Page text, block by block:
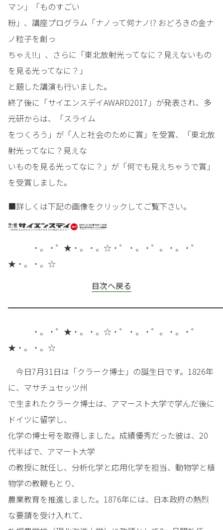
マン」「ものすごい
粉」、講座プログラム「ナノって何ナノ!? おどろきの金ナ
ノ粒子を創っ
ちゃえ!!」、さらに「東北放射光ってなに？見えないもの
を見る光ってなに？」
と題した講演も行いました。
終了後に「サイエンスデイAWARD2017」が発表され、多
元研からは、「スライム
をつくろう」が「人と社会のために賞」を受賞、「東北放
射光ってなに？見えな
いものを見る光ってなに？」が「何でも見えちゃうで賞」
を受賞しました。
■詳しくは下記の画像をクリックしてご覧下さい。
・。・゜★・。・。☆・゜・。・゜。・。・゜
★・。・。☆
目次へ戻る
・。・゜★・。・。☆・゜・。・゜。・。・゜
★・。・。☆
今日7月31日は「クラーク博士」の誕生日です。1826年
に、マサチュセッツ州
で生まれたクラーク博士は、アマースト大学で学んだ後に
ドイツに留学し、
化学の博士号を取得しました。成績優秀だった彼は、20
代半ばで、アマート大学
の教授に就任し、分析化学と応用化学を担当、動物学と植
物学の教鞭もとり、
農業教育を推進しました。1876年には、日本政府の熱烈
な要請を受け入れて、